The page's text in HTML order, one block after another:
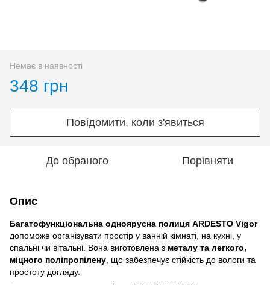
Немає в наявності
348 грн
Повідомити, коли з'явиться
До обраного Порівняти
Опис
Багатофункціональна одноярусна полиця ARDESTO Vigor
допоможе організувати простір у ванній кімнаті, на кухні, у
спальні чи вітальні. Вона виготовлена з металу та легкого,
міцного поліпропілену , що забезпечує стійкість до вологи та
простоту догляду.